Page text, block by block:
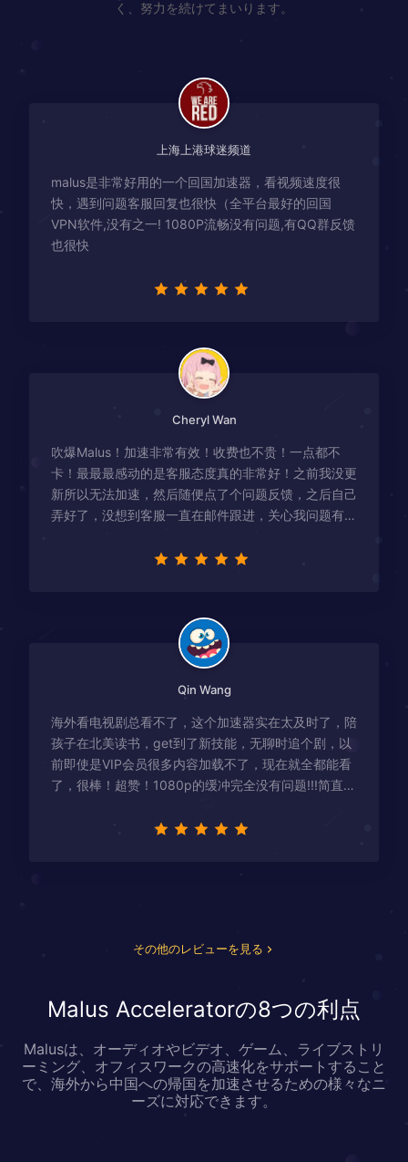
く、努力を続けてまいります。
上海上港球迷频道
malus是非常好用的一个回国加速器，看视频速度很
快，遇到问题客服回复也很快（全平台最好的回国
VPN软件,没有之一! 1080P流畅没有问题,有QQ群反馈
也很快
Cheryl Wan
吹爆Malus！加速非常有效！收费也不贵！一点都不
卡！最最最感动的是客服态度真的非常好！之前我没更
新所以无法加速，然后随便点了个问题反馈，之后自己
弄好了，没想到客服一直在邮件跟进，关心我问题有没
Qin Wang
海外看电视剧总看不了，这个加速器实在太及时了，陪
孩子在北美读书，get到了新技能，无聊时追个剧，以
前即使是VIP会员很多内容加载不了，现在就全都能看
了，很棒！超赞！1080p的缓冲完全没有问题!!!简直救
その他のレビューを見る
Malus Acceleratorの8つの利点
Malusは、オーディオやビデオ、ゲーム、ライブストリ
ーミング、オフィスワークの高速化をサポートすること
で、海外から中国への帰国を加速させるための様々なニ
ーズに対応できます。